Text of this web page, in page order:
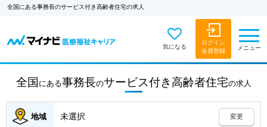
全国にある事務長のサービス付き高齢者住宅の求人
気になる
ログイン
会員登録
メニュー
全国 にある事務長のサービス付き高齢者住宅の求人
地域 未選択 変更